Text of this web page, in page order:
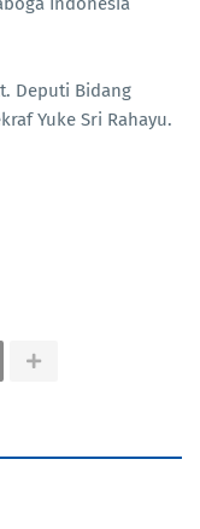
Deputi Bidang
Yuke Sri Rahayu.